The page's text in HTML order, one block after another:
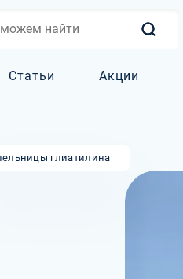
Статьи Акции
глиатилина